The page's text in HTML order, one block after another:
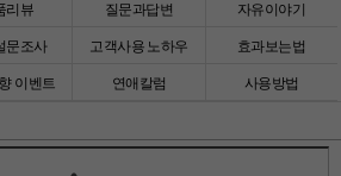
리뷰 질문과답변 자유이야기
문조사 고객사용 노하우 효과보는법
이벤트 연애칼럼 사용방법